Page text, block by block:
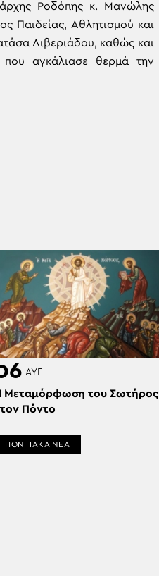
Ροδόπης κ. Μανώλης
Παιδείας, Αθλητισμού και
Λιβεριάδου, καθώς και
αγκάλιασε θερμά την
ΑΥΓ
Μεταμόρφωση του Σωτήρος
Πόντο
ΠΟΝΤΙΑΚΑ ΝΕΑ